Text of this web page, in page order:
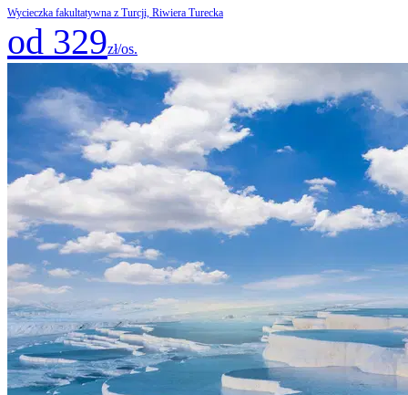
Wycieczka fakultatywna z Turcji, Riwiera Turecka
od 329zł/os.